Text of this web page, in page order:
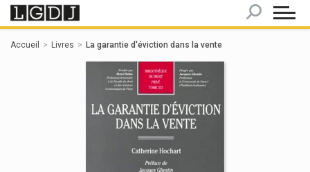
Accueil Livres La garantie d'éviction dans la vente
Panneau de gestion des cookies